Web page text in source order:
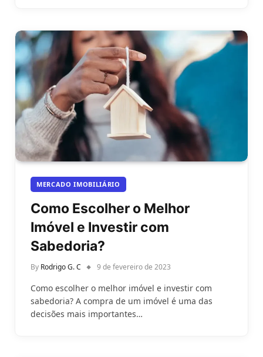
MERCADO IMOBILIÁRIO
Como Escolher o Melhor
Imóvel e Investir com
Sabedoria?
By Rodrigo G. C 9 de fevereiro de 2023
Como escolher o melhor imóvel e investir com
sabedoria? A compra de um imóvel é uma das
decisões mais importantes…